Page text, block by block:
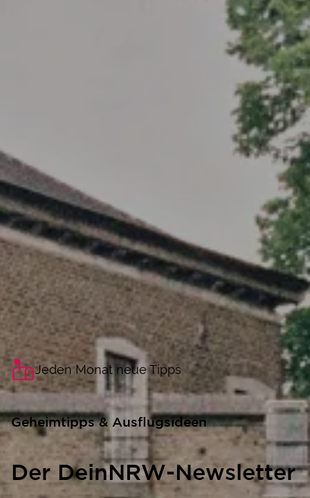
Jeden Monat neue Tipps
Geheimtipps & Ausflugsideen
Der DeinNRW-Newsletter